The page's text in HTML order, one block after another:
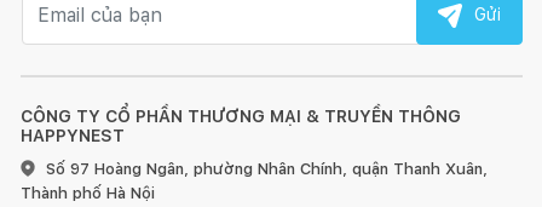
CÔNG TY CỔ PHẦN THƯƠNG MẠI & TRUYỀN THÔNG
HAPPYNEST
Số 97 Hoàng Ngân, phường Nhân Chính, quận Thanh Xuân,
Thành phố Hà Nội
Gửi